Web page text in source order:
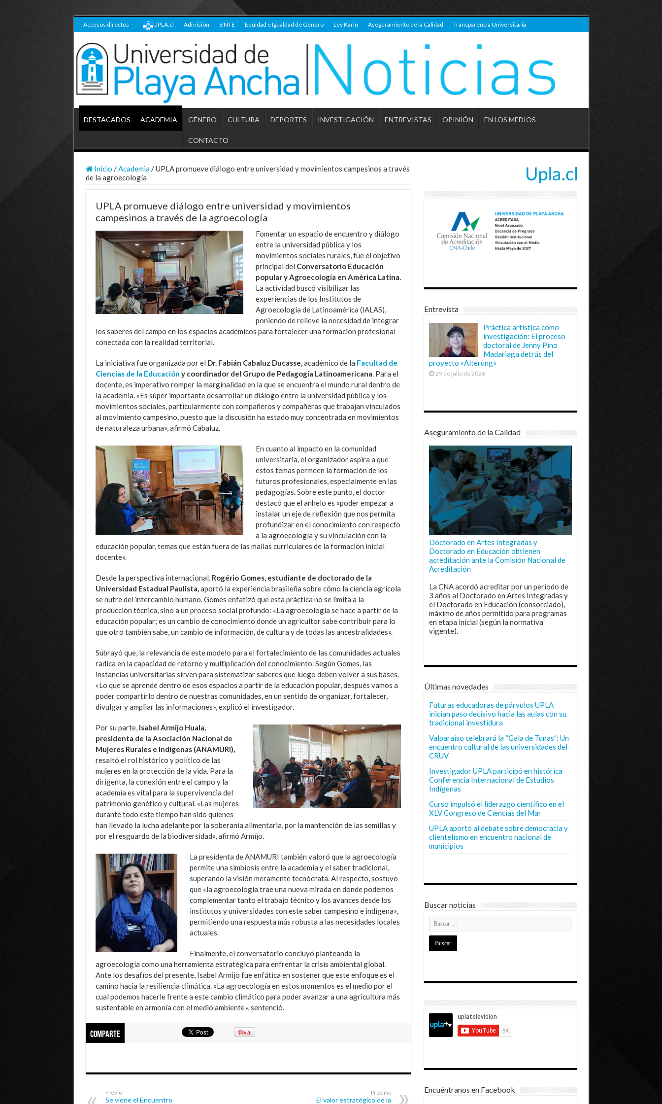
– Accesos directos – UPLA.cl Admisión SINTE Equidad e Igualdad de Género Ley Karin Aseguramiento de la Calidad Transparencia Universitaria
DESTACADOS ACADEMIA GÉNERO CULTURA DEPORTES INVESTIGACIÓN ENTREVISTAS OPINIÓN EN LOS MEDIOS
CONTACTO
Inicio / Academia /UPLA promueve diálogo entre universidad y movimientos campesinos a través
de la agroecología
UPLA promueve diálogo entre universidad y movimientos
campesinos a través de la agroecología
Fomentar un espacio de encuentro y diálogo
entre la universidad pública y los
movimientos sociales rurales, fue el objetivo
principal del Conversatorio Educación
popular y Agroecología en América Latina.
La actividad buscó visibilizar las
experiencias de los Institutos de
Agroecología de Latinoamérica (IALAS),
poniendo de relieve la necesidad de integrar
los saberes del campo en los espacios académicos para fortalecer una formación profesional
conectada con la realidad territorial.
La iniciativa fue organizada por el Dr. Fabián Cabaluz Ducasse, académico de la Facultad de
Ciencias de la Educación y coordinador del Grupo de Pedagogía Latinoamericana . Para el
docente, es imperativo romper la marginalidad en la que se encuentra el mundo rural dentro de
la academia. «Es súper importante desarrollar un diálogo entre la universidad pública y los
movimientos sociales, particularmente con compañeros y compañeras que trabajan vinculados
al movimiento campesino, puesto que la discusión ha estado muy concentrada en movimientos
de naturaleza urbana», afirmó Cabaluz.
En cuanto al impacto en la comunidad
universitaria, el organizador aspira a que
estos temas permeen la formación de los
futuros profesionales, especialmente en las
pedagogías. Sobre este punto, el doctor
destacó que el anhelo es «poder empezar a
instalar un eje de reflexión que nos permita
profundizar en el conocimiento con respecto
a la agroecología y su vinculación con la
educación popular, temas que están fuera de las mallas curriculares de la formación inicial
docente».
Desde la perspectiva internacional, Rogério Gomes, estudiante de doctorado de la
Universidad Estadual Paulista, aportó la experiencia brasileña sobre cómo la ciencia agrícola
se nutre del intercambio humano. Gomes enfatizó que esta práctica no se limita a la
producción técnica, sino a un proceso social profundo: «La agroecología se hace a partir de la
educación popular; es un cambio de conocimiento donde un agricultor sabe contribuir para lo
que otro también sabe, un cambio de información, de cultura y de todas las ancestralidades».
Subrayó que, la relevancia de este modelo para el fortalecimiento de las comunidades actuales
radica en la capacidad de retorno y multiplicación del conocimiento. Según Gomes, las
instancias universitarias sirven para sistematizar saberes que luego deben volver a sus bases.
«Lo que se aprende dentro de esos espacios a partir de la educación popular, después vamos a
poder compartirlo dentro de nuestras comunidades, en un sentido de organizar, fortalecer,
divulgar y ampliar las informaciones», explicó el investigador.
Por su parte, Isabel Armijo Huala,
presidenta de la Asociación Nacional de
Mujeres Rurales e Indígenas (ANAMURI),
resaltó el rol histórico y político de las
mujeres en la protección de la vida. Para la
dirigenta, la conexión entre el campo y la
academia es vital para la supervivencia del
patrimonio genético y cultural. «Las mujeres
durante todo este tiempo han sido quienes
han llevado la lucha adelante por la soberanía alimentaria, por la mantención de las semillas y
por el resguardo de la biodiversidad», afirmó Armijo.
La presidenta de ANAMURI también valoró que la agroecología
permite una simbiosis entre la academia y el saber tradicional,
superando la visión meramente tecnócrata. Al respecto, sostuvo
que «la agroecología trae una nueva mirada en donde podemos
complementar tanto el trabajo técnico y los avances desde los
institutos y universidades con este saber campesino e indígena»,
permitiendo una respuesta más robusta a las necesidades locales
actuales.
Finalmente, el conversatorio concluyó planteando la
agroecología como una herramienta estratégica para enfrentar la crisis ambiental global.
Ante los desafíos del presente, Isabel Armijo fue enfática en sostener que este enfoque es el
camino hacia la resiliencia climática. «La agroecología en estos momentos es el medio por el
cual podemos hacerle frente a este cambio climático para poder avanzar a una agricultura más
sustentable en armonía con el medio ambiente», sentenció.
Comparte
Previo
Se viene el Encuentro
Próximo
El valor estratégico de la
Entrevista
Práctica artística como
investigación: El proceso
doctoral de Jenny Pino
Madariaga detrás del
proyecto «Alterung»
29 de julio de 2026
Aseguramiento de la Calidad
Doctorado en Artes Integradas y
Doctorado en Educación obtienen
acreditación ante la Comisión Nacional de
Acreditación
La CNA acordó acreditar por un periodo de
3 años al Doctorado en Artes Integradas y
el Doctorado en Educación (consorciado),
máximo de años permitido para programas
en etapa inicial (según la normativa
vigente).
Últimas novedades
Futuras educadoras de párvulos UPLA
inician paso decisivo hacia las aulas con su
tradicional investidura
Valparaíso celebrará la “Gala de Tunas”: Un
encuentro cultural de las universidades del
CRUV
Investigador UPLA participó en histórica
Conferencia Internacional de Estudios
Indígenas
Curso impulsó el liderazgo científico en el
XLV Congreso de Ciencias del Mar
UPLA aportó al debate sobre democracia y
clientelismo en encuentro nacional de
municipios
Buscar noticias
Encuéntranos en Facebook